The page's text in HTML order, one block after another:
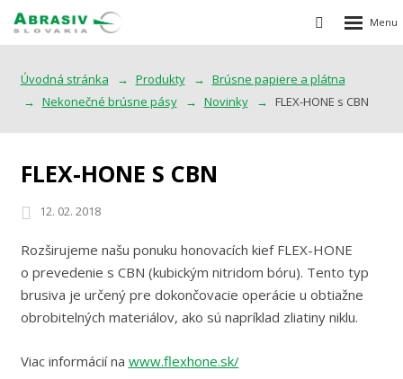
Vyhledávání
Rozbalení
menu
Úvodná stránka Produkty
Brúsne papiere a plátna
Nekonečné brúsne pásy
Novinky FLEX-HONE s CBN
FLEX-HONE S CBN
12. 02. 2018
Rozširujeme našu ponuku honovacích kief FLEX-HONE
o prevedenie s CBN (kubickým nitridom bóru). Tento typ
brusiva je určený pre dokončovacie operácie u obtiažne
obrobitelných materiálov, ako sú napríklad zliatiny niklu.
Viac informácií na www.flexhone.sk/